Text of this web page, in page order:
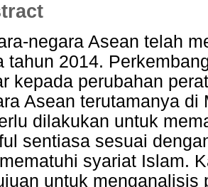
negara Asean telah
tahun 2014.
kepada perubahan
Asean terutamanya
dilakukan untuk
sentiasa sesuai
syariat Islam.
untuk menganalisis